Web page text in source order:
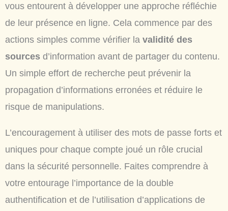
vous entourent à développer une approche réfléchie
de leur présence en ligne. Cela commence par des
actions simples comme vérifier la validité des
sources d’information avant de partager du contenu.
Un simple effort de recherche peut prévenir la
propagation d’informations erronées et réduire le
risque de manipulations.
L’encouragement à utiliser des mots de passe forts et
uniques pour chaque compte joué un rôle crucial
dans la sécurité personnelle. Faites comprendre à
votre entourage l’importance de la double
authentification et de l’utilisation d’applications de